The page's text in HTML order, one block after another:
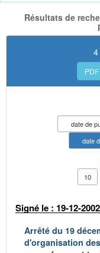
Résultats de
PDF
date de
date
10
Signé le : 19-12-2002
Arrêté du 19
d'organisation